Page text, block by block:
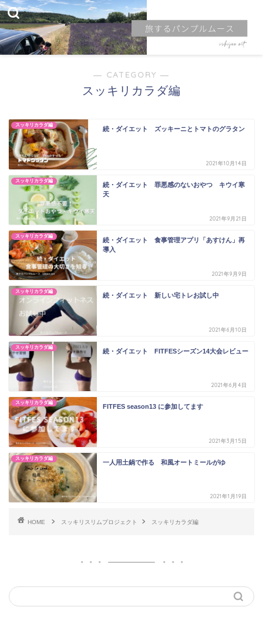
― CATEGORY ―
スッキリカラダ編
スッキリカラダ編
続・ダイエット ズッキーニとトマトのグラタン
2021年10月14日
スッキリカラダ編
続・ダイエット 罪悪感のないおやつ キウイ寒
天
2021年9月21日
スッキリカラダ編
続・ダイエット 食事管理アプリ「あすけん」再
導入
2021年9月9日
スッキリカラダ編
続・ダイエット 新しい宅トレお試し中
2021年6月10日
スッキリカラダ編
続・ダイエット FITFESシーズン14大会レビュー
2021年6月4日
スッキリカラダ編
FITFES season13 に参加してます
2021年3月15日
スッキリカラダ編
一人用土鍋で作る 和風オートミールがゆ
2021年1月19日
HOME スッキリスリムプロジェクト スッキリカラダ編